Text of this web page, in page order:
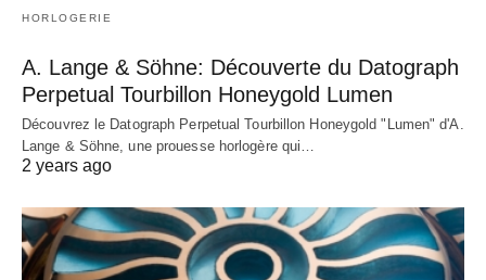
HORLOGERIE
A. Lange & Söhne: Découverte du Datograph
Perpetual Tourbillon Honeygold Lumen
Découvrez le Datograph Perpetual Tourbillon Honeygold "Lumen" d'A.
Lange & Söhne, une prouesse horlogère qui…
2 years ago